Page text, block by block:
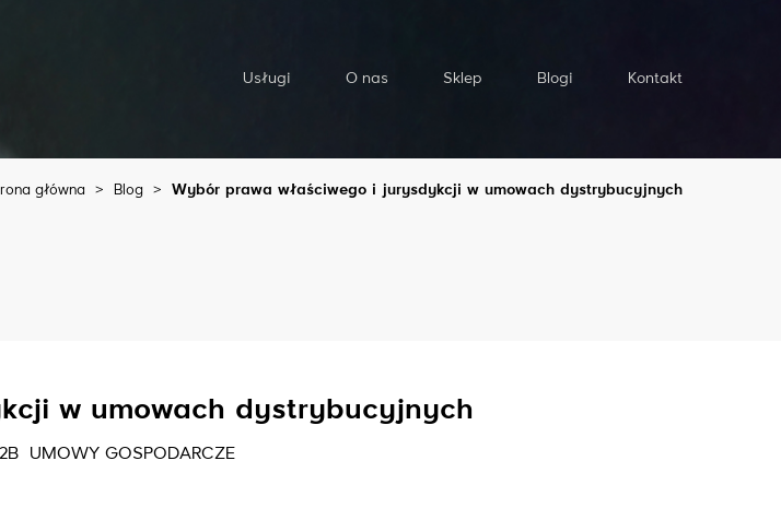
Usługi O nas Sklep Blogi Kontakt
główna > Blog > Wybór prawa właściwego i jurysdykcji w umowach dystrybucyjnych
w umowach dystrybucyjnych
UMOWY GOSPODARCZE